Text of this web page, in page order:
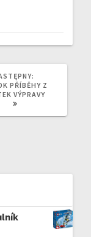
WPIS:
PŘÍBĚHY Z
VÝPRAVY